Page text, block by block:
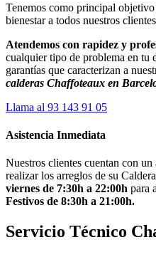
Tenemos como principal
bienestar a todos nuestros
Atendemos con rapidez y
cualquier tipo de problema en tu
garantías que caracterizan a
calderas Chaffoteaux en
Llama al 93 143 91 05
Asistencia Inmediata
Nuestros clientes cuentan con
realizar los arreglos de su
viernes de 7:30h a 22:00h para
Festivos de 8:30h a 21:00h.
Servicio Técnico